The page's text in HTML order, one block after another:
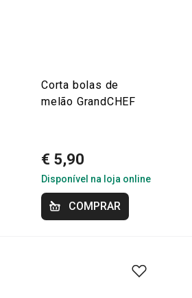
Corta bolas de
melão GrandCHEF
€ 5,90
Disponível na loja online
COMPRAR